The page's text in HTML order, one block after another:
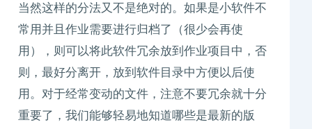
当然这样的分法又不是绝对的。如果是小软件不
常用并且作业需要进行归档了（很少会再使
用），则可以将此软件冗余放到作业项目中，否
则，最好分离开，放到软件目录中方便以后使
用。对于经常变动的文件，注意不要冗余就十分
重要了，我们能够轻易地知道哪些是最新的版